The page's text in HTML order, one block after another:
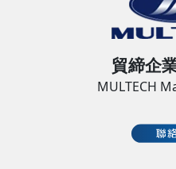
貿締企
MULTECH